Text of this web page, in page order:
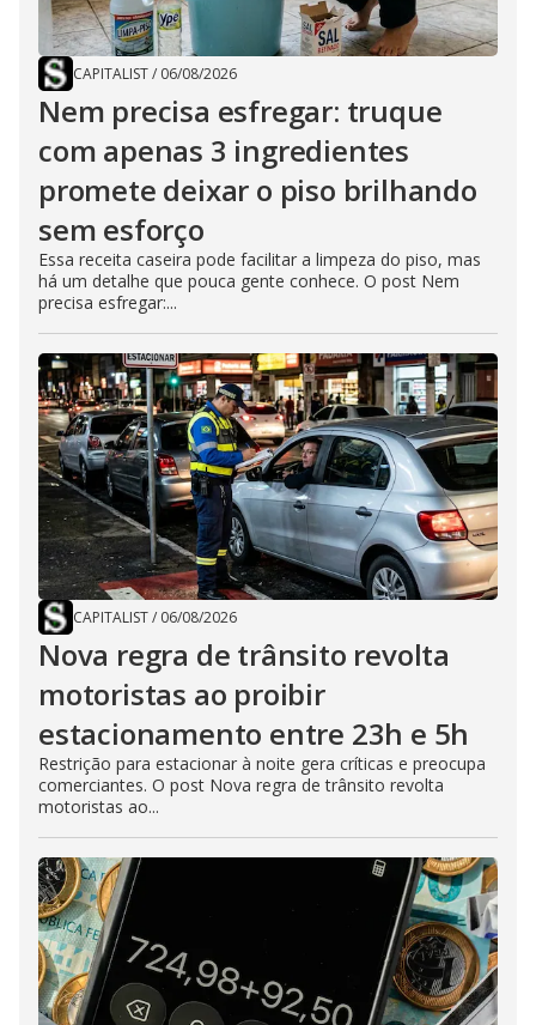
CAPITALIST/ 06/08/2026
Nem precisa esfregar: truque
com apenas 3 ingredientes
promete deixar o piso brilhando
sem esforço
Essa receita caseira pode facilitar a limpeza do piso, mas
há um detalhe que pouca gente conhece. O post Nem
precisa esfregar:...
CAPITALIST/ 06/08/2026
Nova regra de trânsito revolta
motoristas ao proibir
estacionamento entre 23h e 5h
Restrição para estacionar à noite gera críticas e preocupa
comerciantes. O post Nova regra de trânsito revolta
motoristas ao...